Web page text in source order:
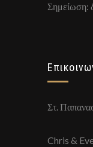
Σημείωση:
Στ.
Chris &